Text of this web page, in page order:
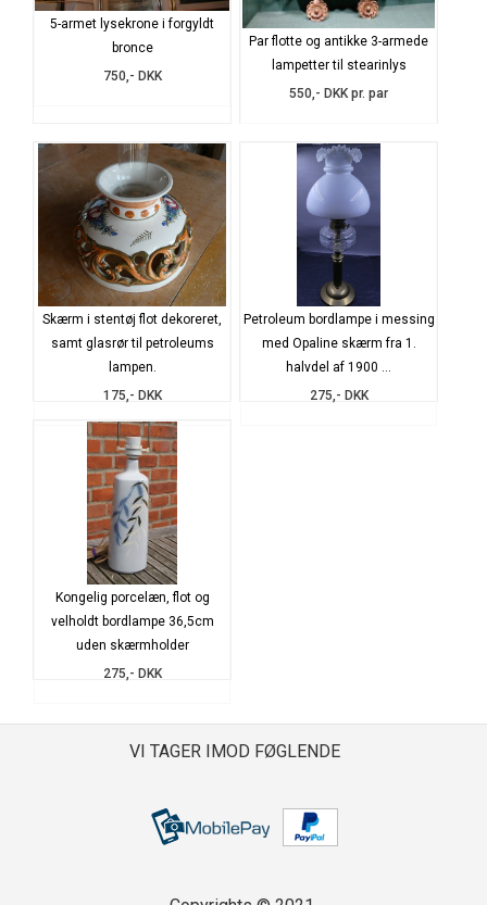
5-armet lysekrone i forgyldt
bronce
750,- DKK
Par flotte og antikke 3-armede
lampetter til stearinlys
550,- DKK pr. par
Skærm i stentøj flot dekoreret,
samt glasrør til petroleums
lampen.
175,- DKK
Petroleum bordlampe i messing
med Opaline skærm fra 1.
halvdel af 1900 ...
275,- DKK
Kongelig porcelæn, flot og
velholdt bordlampe 36,5cm
uden skærmholder
275,- DKK
VI TAGER IMOD FØGLENDE